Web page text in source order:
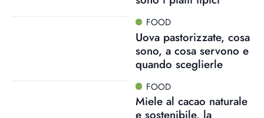
FOOD
Uova pastorizzate, cosa
sono, a cosa servono e
quando sceglierle
FOOD
Miele al cacao naturale